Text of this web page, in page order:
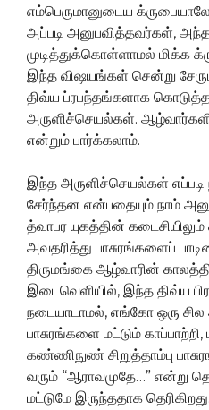
எம்பெருமானுடைய
அப்படி அனுபவித்தவர்கள்,
முடித்துக்கொள்ளாமல் மிக்க
இந்த விஷயங்கள் சென்று
திவ்ய ப்ரபந்தங்களாக
அருளிச்செயல்கள்.
என்றும் பார்க்கலாம்.
இந்த அருளிச்செயல்கள்
சேர்ந்தன என்பதையும் நாம்
த்வாபர யுகத்தின்
அவதரித்து பாசுரங்களைப்
திருமங்கை ஆழ்வாரின்
இடைவெளியில், இந்த திவ்ய
நடையாடாமல், எங்கோ ஒரு சில
பாசுரங்களை மட்டும்
கண்ணிநுண் சிறுத்தாம்பு
வரும் “ஆராவமுதே…” என்று
மட்டுமே இருந்ததாக